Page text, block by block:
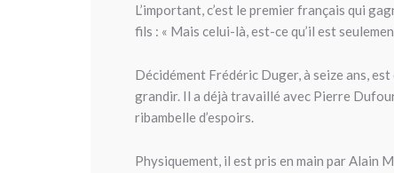
L’important, c’est le premier français qui
fils : « Mais celui-là, est-ce qu’il est
Décidément Frédéric Duger, à seize ans,
grandir. Il a déjà travaillé avec Pierre
ribambelle d’espoirs.
Physiquement, il est pris en main par Alain